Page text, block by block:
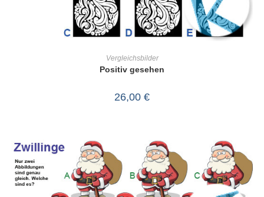
Vergleichsbilder
Positiv gesehen
26,00 €